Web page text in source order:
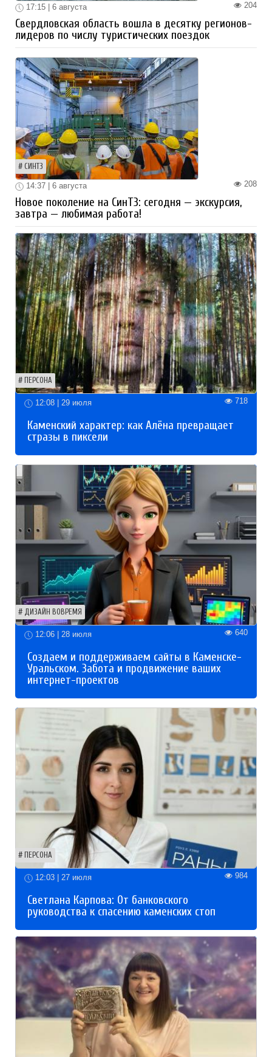
204
17:15 | 6 августа
Свердловская область вошла в десятку регионов-
лидеров по числу туристических поездок
СИНТЗ
208
14:37 | 6 августа
Новое поколение на СинТЗ: сегодня — экскурсия,
завтра — любимая работа!
ПЕРСОНА
12:08 | 29 июля 718
Каменский характер: как Алёна превращает
стразы в пиксели
ДИЗАЙН ВОВРЕМЯ
12:06 | 28 июля 640
Создаем и поддерживаем сайты в Каменске-
Уральском. Забота и продвижение ваших
интернет-проектов
ПЕРСОНА
12:03 | 27 июля 984
Светлана Карпова: От банковского
руководства к спасению каменских стоп